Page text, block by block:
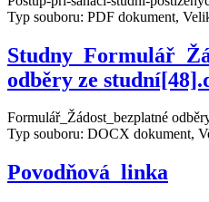
Typ souboru: PDF dokument,
odběry ze
Formulář_Žádost_bezplatné
Typ souboru: DOCX dokument,
Povodňová_linka